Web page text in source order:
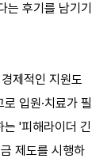
는 후기를 남기기
제적인 지원도
입원·치료가 필
'피해라이더 긴
제도를 시행하